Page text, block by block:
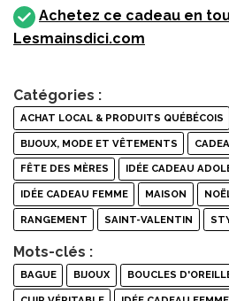
Achetez ce cadeau en
Lesmainsdici.com
Catégories :
ACHAT LOCAL & PRODUITS QUÉBÉCOIS
BIJOUX, MODE ET VÊTEMENTS
FÊTE DES MÈRES IDÉE CADEAU
IDÉE CADEAU FEMME MAISON
RANGEMENT SAINT-VALENTIN
Mots-clés :
BAGUE BIJOUX BOUCLES